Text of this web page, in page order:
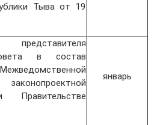
Тыва от 19
в состав
Правительстве
январь